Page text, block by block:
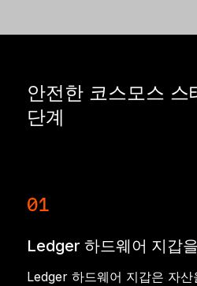
안전한 코스모스 스
단계
01
Ledger 하드웨어 지갑
Ledger 하드웨어 지갑은 자